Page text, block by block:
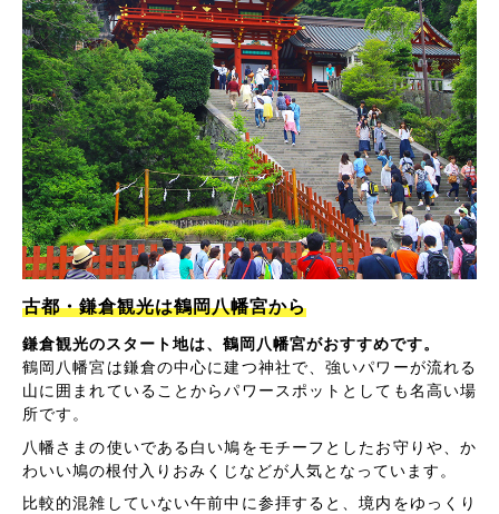
古都・鎌倉観光は鶴岡八幡宮から
鎌倉観光のスタート地は、鶴岡八幡宮がおすすめです。
鶴岡八幡宮は鎌倉の中心に建つ神社で、強いパワーが流れる
山に囲まれていることからパワースポットとしても名高い場
所です。
八幡さまの使いである白い鳩をモチーフとしたお守りや、か
わいい鳩の根付入りおみくじなどが人気となっています。
比較的混雑していない午前中に参拝すると、境内をゆっくり